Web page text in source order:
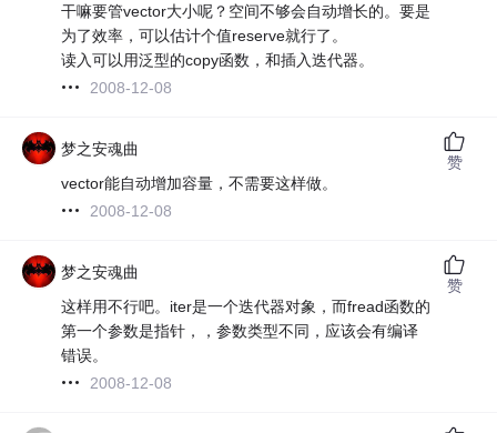
干嘛要管vector大小呢？空间不够会自动增长的。要是
为了效率，可以估计个值reserve就行了。
读入可以用泛型的copy函数，和插入迭代器。
2008-12-08
梦之安魂曲
vector能自动增加容量，不需要这样做。
2008-12-08
赞
梦之安魂曲
这样用不行吧。iter是一个迭代器对象，而fread函数的
第一个参数是指针，，参数类型不同，应该会有编译
错误。
2008-12-08
赞